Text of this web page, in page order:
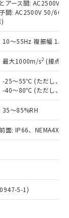
アース間: AC2500V
間: AC2500V 50/
10～55Hz 複振幅
最大1000m/s2 (接点
-25～55℃ (ただし、氷
-40～80℃ (ただし、氷
35～85%RH
面: IP66、NEMA4X,
5-1)
お客
当のオ
売員に
販売拠
ご確認
当社の
たは開
成サー
I-Web
要が
にご
社の製
ーテル類
ヘキシ
酸ブチ
ル
に対する
える意
予定
るこ
ビフェ
ルエーテ
タル酸ジ
ベンジ
害物
響を
お問
、完
されな
サイ
その他
に一切
売する
容を当
は、
者が違
は、取
あり
つ
制御
確
況の